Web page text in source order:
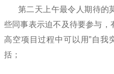
第二天上午最令人期待的
些同事表示迫不及待要参与，
高空项目过程中可以用”自我
括；